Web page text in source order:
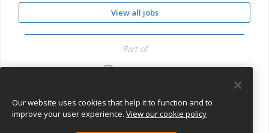
View all jobs
Part of
Our website uses cookies that help it to function and to
improve your user experience. View our cookie policy